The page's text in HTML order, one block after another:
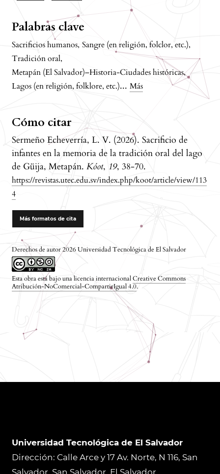
Palabras clave
Sacrificios humanos, Sangre (en religión, folclor, etc.),
Tradición oral,
Metapán (El Salvador)–Historia-Ciudades históricas,
Lagos (en religión, folklore, etc.)... Más
Derechos de autor 2026 Universidad Tecnológica de El Salvador
Esta obra está bajo una licencia internacionalCreative Commons
Atribución-NoComercial-CompartirIgual 4.0.
Cómo citar
Sermeño Echeverría, L. V. (2026). Sacrificio de
infantes en la memoria de la tradición oral del lago
de Güija, Metapán. Kóot, 19, 38-70.
https://revistas.utec.edu.sv/index.php/koot/article/view/113
4
Más formatos de cita
Universidad Tecnológica de El Salvador
Dirección: Calle Arce y 17 Av. Norte, N 116, San
Salvador, San Salvador, El Salvador,